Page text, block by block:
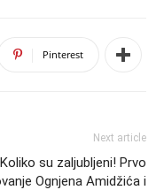
Pinterest
Next article
Koliko su zaljubljeni! Prvo
Ognjena Amidžića i